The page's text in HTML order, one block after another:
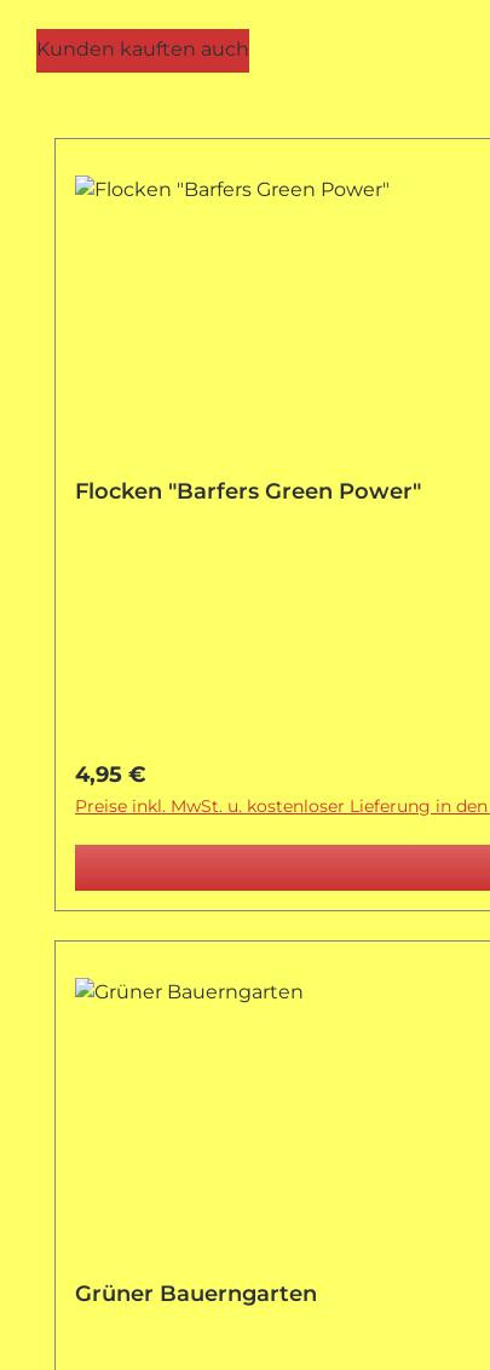
Kunden kauften auch
Flocken "Barfers Green Power"
Regulärer Preis:
4,95 €
Preise inkl. MwSt. u. kostenloser Lieferung in
Grüner Bauerngarten